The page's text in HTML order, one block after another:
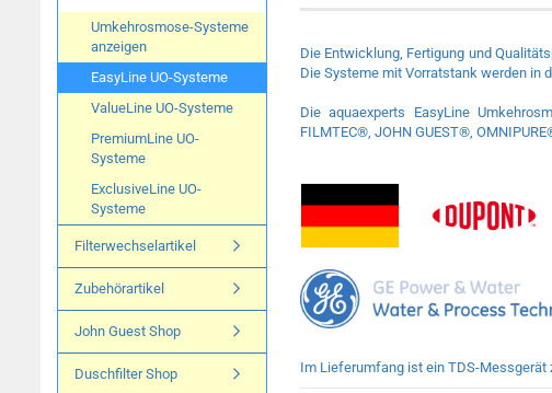
Die Entwicklung, Fertigung und
Die Systeme mit Vorratstank werden in
Die aquaexperts EasyLine
FILMTEC®, JOHN GUEST®,
Im Lieferumfang ist ein TDS-
Umkehrosmose-Systeme
anzeigen
EasyLine UO-Systeme
ValueLine UO-Systeme
PremiumLine UO-
Systeme
ExclusiveLine UO-
Systeme
Filterwechselartikel
Zubehörartikel
John Guest Shop
Duschfilter Shop